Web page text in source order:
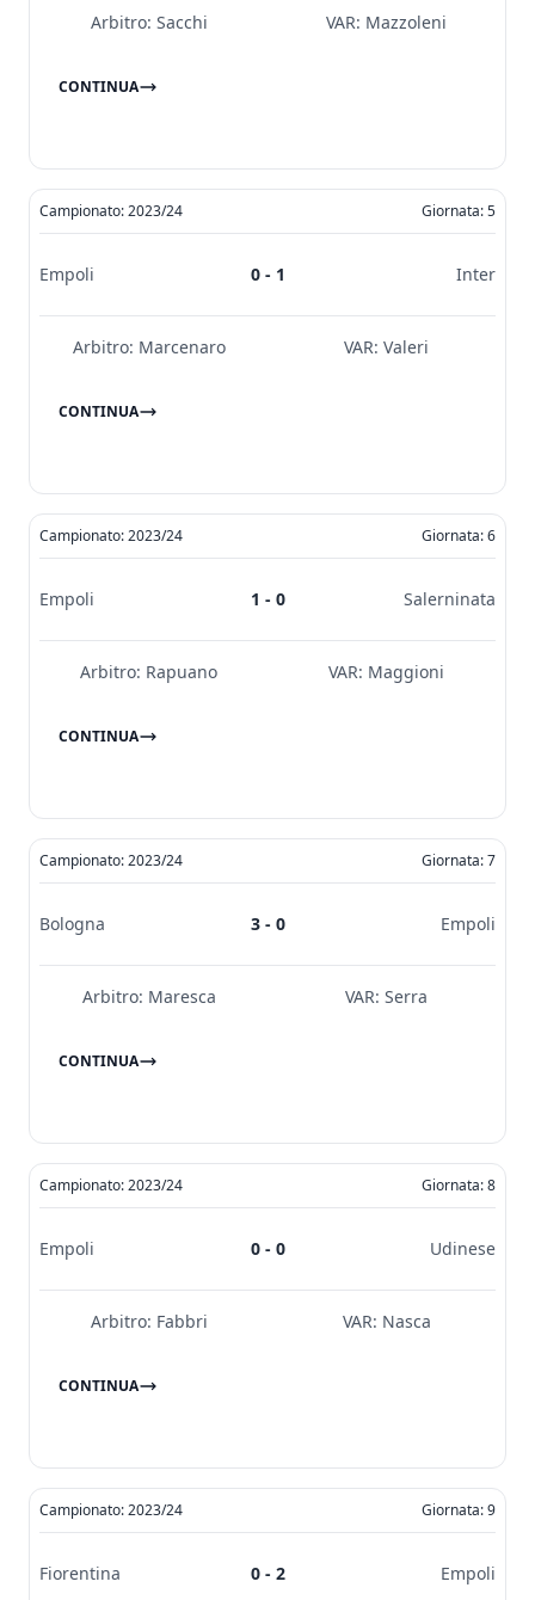
Arbitro: Sacchi VAR: Mazzoleni
CONTINUA
Campionato: 2023/24 Giornata: 5
Empoli 0 - 1 Inter
Arbitro: Marcenaro VAR: Valeri
CONTINUA
Campionato: 2023/24 Giornata: 6
Empoli 1 - 0 Salerninata
Arbitro: Rapuano VAR: Maggioni
CONTINUA
Campionato: 2023/24 Giornata: 7
Bologna 3 - 0 Empoli
Arbitro: Maresca VAR: Serra
CONTINUA
Campionato: 2023/24 Giornata: 8
Empoli 0 - 0 Udinese
Arbitro: Fabbri VAR: Nasca
CONTINUA
Campionato: 2023/24 Giornata: 9
Fiorentina 0 - 2 Empoli